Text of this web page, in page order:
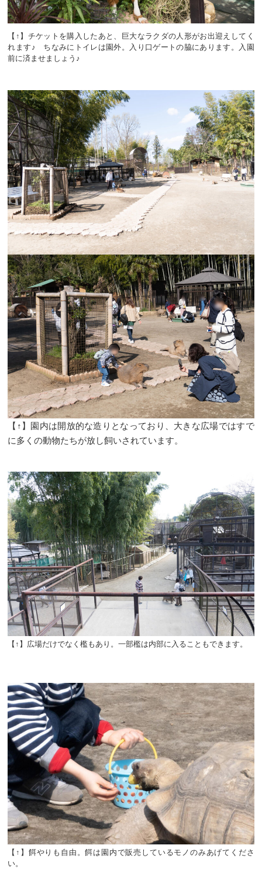
【↑】チケットを購入したあと、巨大なラクダの人形がお出迎えしてく
れます♪ ちなみにトイレは園外。入り口ゲートの脇にあります。入園
前に済ませましょう♪
【↑】園内は開放的な造りとなっており、大きな広場ではすで
に多くの動物たちが放し飼いされています。
【↑】広場だけでなく檻もあり。一部檻は内部に入ることもできます。
【↑】餌やりも自由。餌は園内で販売しているモノのみあげてくださ
い。